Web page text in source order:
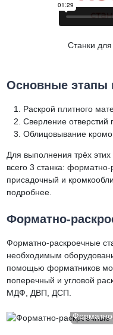
Станки
Основные этапы
Раскрой плитного
Сверление отверстий
Облицовывание
Для выполнения трёх
всего 3 станка:
присадочный и
подробнее.
Форматно-
Форматно-раскроечные
необходимым
помощью форматников
поперечный и угловой
МДФ, ДВП, ДСП.